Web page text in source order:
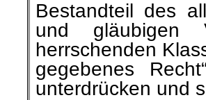
Bestandteil des
und
herrschenden
gegebenes
unterdrücken und